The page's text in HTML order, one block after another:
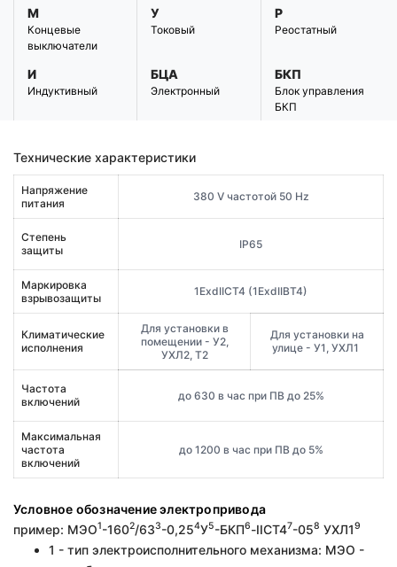
М
Концевые
выключатели
У
Токовый
Р
Реостатный
И
Индуктивный
БЦА
Электронный
БКП
Блок управления
БКП
Технические характеристики
Напряжение
питания
380 V частотой 50 Hz
Степень
защиты
IP65
Маркировка
взрывозащиты
1ExdIICT4 (1ExdIIBT4)
Климатические
исполнения
Для установки в
помещении - У2,
УХЛ2, Т2
Для установки на
улице - У1, УХЛ1
Частота
включений
до 630 в час при ПВ до 25%
Максимальная
частота
включений
до 1200 в час при ПВ до 5%
Условное обозначение электропривода
пример: МЭО1-1602/633-0,254У5-БКП6-IIСT47-058 УХЛ19
1 - тип электроисполнительного механизма: МЭО -